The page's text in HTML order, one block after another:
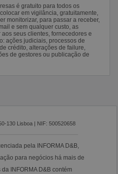
é gratuito para todos os
em vigilância, gratuitamente,
monitorizar, para passar a receber,
e sem qualquer custo, as
seus clientes, fornecedores e
ações judiciais, processos de
crédito, alterações de failure,
de gestores ou publicação de
130 Lisboa | NIF: 500520658
pela INFORMA D&B,
para negócios há mais de
INFORMA D&B contém